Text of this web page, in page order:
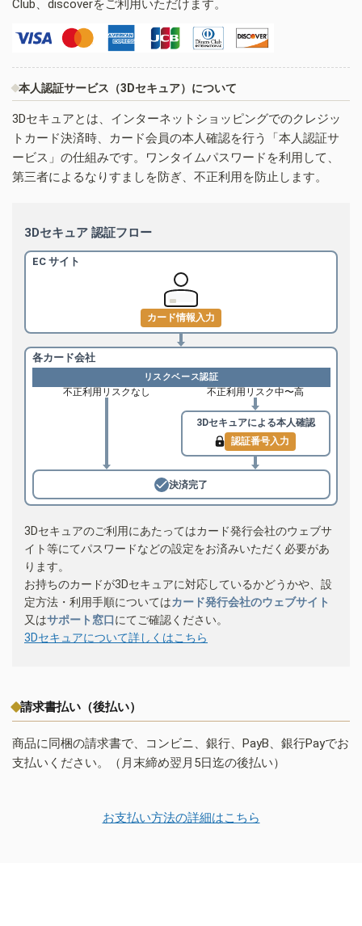
Club、discoverをご利用いただけます。
本人認証サービス（3Dセキュア）について
3Dセキュアとは、インターネットショッピングでのクレジッ
トカード決済時、カード会員の本人確認を行う「本人認証サ
ービス」の仕組みです。ワンタイムパスワードを利用して、
第三者によるなりすましを防ぎ、不正利用を防止します。
3Dセキュア 認証フロー
EC サイト
カード情報入力
各カード会社
リスクベース認証
不正利用リスクなし 不正利用リスク中〜高
3Dセキュアによる本人確認
認証番号入力
決済完了
3Dセキュアのご利用にあたってはカード発行会社のウェブサ
イト等にてパスワードなどの設定をお済みいただく必要があ
ります。
お持ちのカードが3Dセキュアに対応しているかどうかや、設
定方法・利用手順についてはカード発行会社のウェブサイト
又はサポート窓口にてご確認ください。
3Dセキュアについて詳しくはこちら
請求書払い（後払い）
商品に同梱の請求書で、コンビニ、銀行、PayB、銀行Payでお
支払いください。（月末締め翌月5日迄の後払い）
お支払い方法の詳細はこちら